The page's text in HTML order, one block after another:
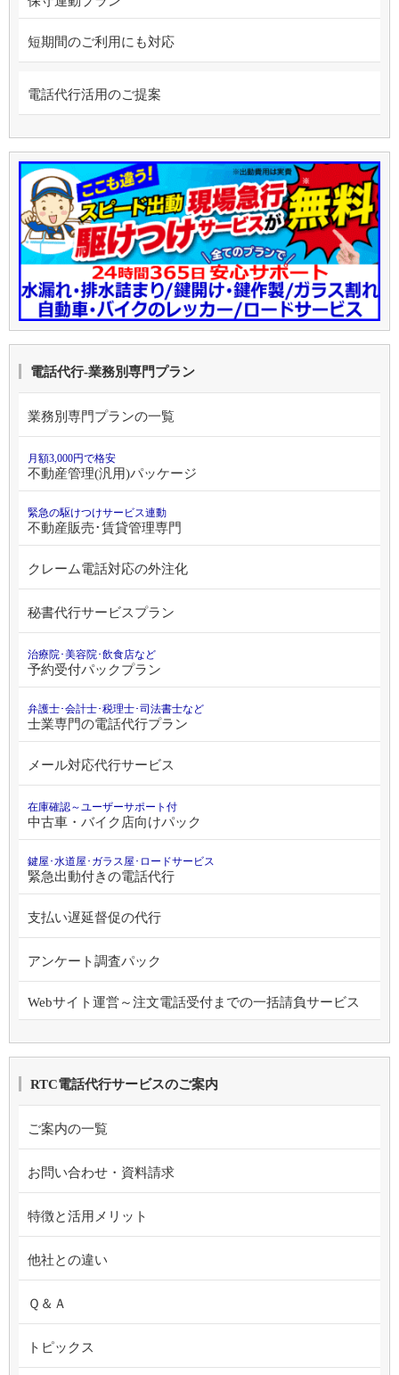
短期間のご利用にも対応
電話代行活用のご提案
電話代行-業務別専門プラン
業務別専門プランの一覧
月額3,000円で格安
不動産管理(汎用)パッケージ
緊急の駆けつけサービス連動
不動産販売･賃貸管理専門
クレーム電話対応の外注化
秘書代行サービスプラン
治療院･美容院･飲食店など
予約受付パックプラン
弁護士･会計士･税理士･司法書士など
士業専門の電話代行プラン
メール対応代行サービス
在庫確認～ユーザーサポート付
中古車・バイク店向けパック
鍵屋･水道屋･ガラス屋･ロードサービス
緊急出動付きの電話代行
支払い遅延督促の代行
アンケート調査パック
Webサイト運営～注文電話受付までの一括請負サービス
RTC電話代行サービスのご案内
ご案内の一覧
お問い合わせ・資料請求
特徴と活用メリット
他社との違い
Ｑ＆Ａ
トピックス